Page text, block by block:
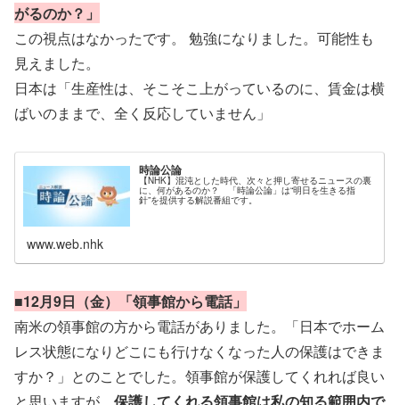
がるのか？」
この視点はなかったです。 勉強になりました。可能性も
見えました。
日本は「生産性は、そこそこ上がっているのに、賃金は横
ばいのままで、全く反応していません」
時論公論
【NHK】混沌とした時代、次々と押し寄せるニュースの裏
に、何があるのか？ 「時論公論」は“明日を生きる指
針”を提供する解説番組です。
www.web.nhk
■12月9日（金）「領事館から電話」
南米の領事館の方から電話がありました。「日本でホーム
レス状態になりどこにも行けなくなった人の保護はできま
すか？」とのことでした。領事館が保護してくれれば良い